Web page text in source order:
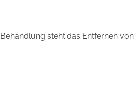
steht das Entfernen von